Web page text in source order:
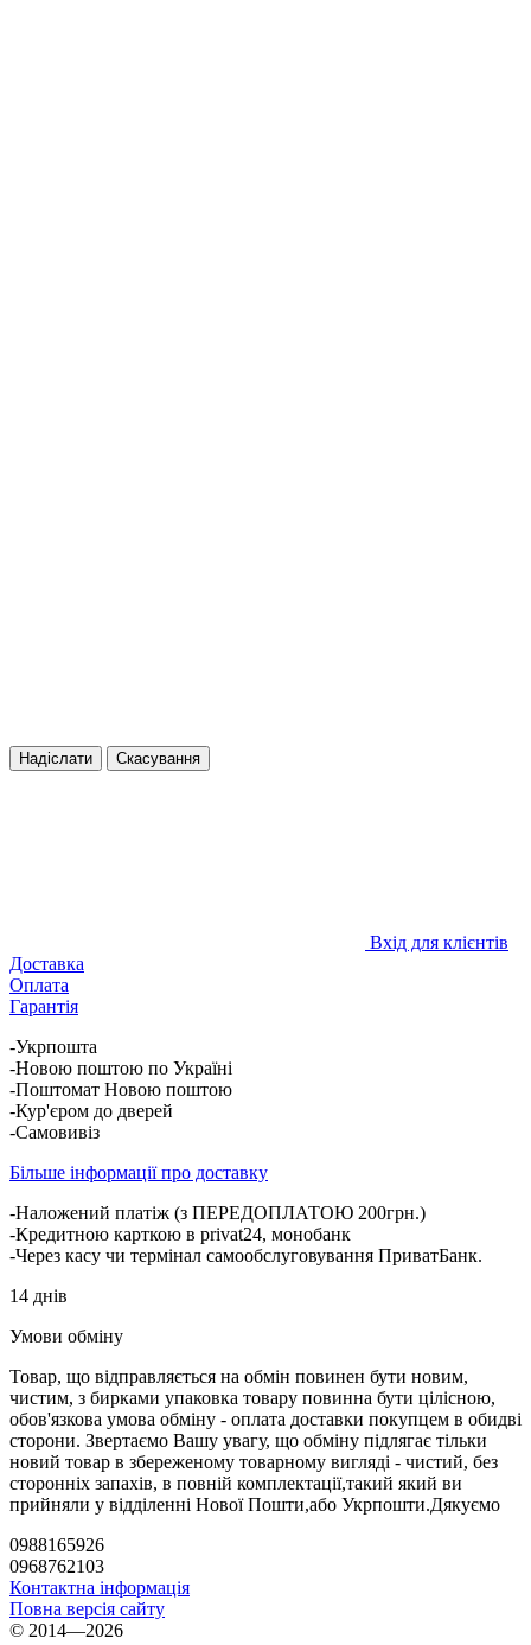
Надіслати Скасування
Вхід для клієнтів
Доставка
Оплата
Гарантія
-Укрпошта
-Новою поштою по Україні
-Поштомат Новою поштою
-Кур'єром до дверей
-Самовивіз
Більше інформації про доставку
-Наложений платіж (з ПЕРЕДОПЛАТОЮ 200грн.)
-Кредитною карткою в privat24, монобанк
-Через касу чи термінал самообслуговування ПриватБанк.
14 днів
Умови обміну
Товар, що відправляється на обмін повинен бути новим,
чистим, з бирками упаковка товару повинна бути цілісною,
обов'язкова умова обміну - оплата доставки покупцем в обидві
сторони. Звертаємо Вашу увагу, що обміну підлягає тільки
новий товар в збереженому товарному вигляді - чистий, без
сторонніх запахів, в повній комплектації,такий який ви
прийняли у відділенні Нової Пошти,або Укрпошти.Дякуємо
0988165926
0968762103
Контактна інформація
Повна версія сайту
© 2014—2026